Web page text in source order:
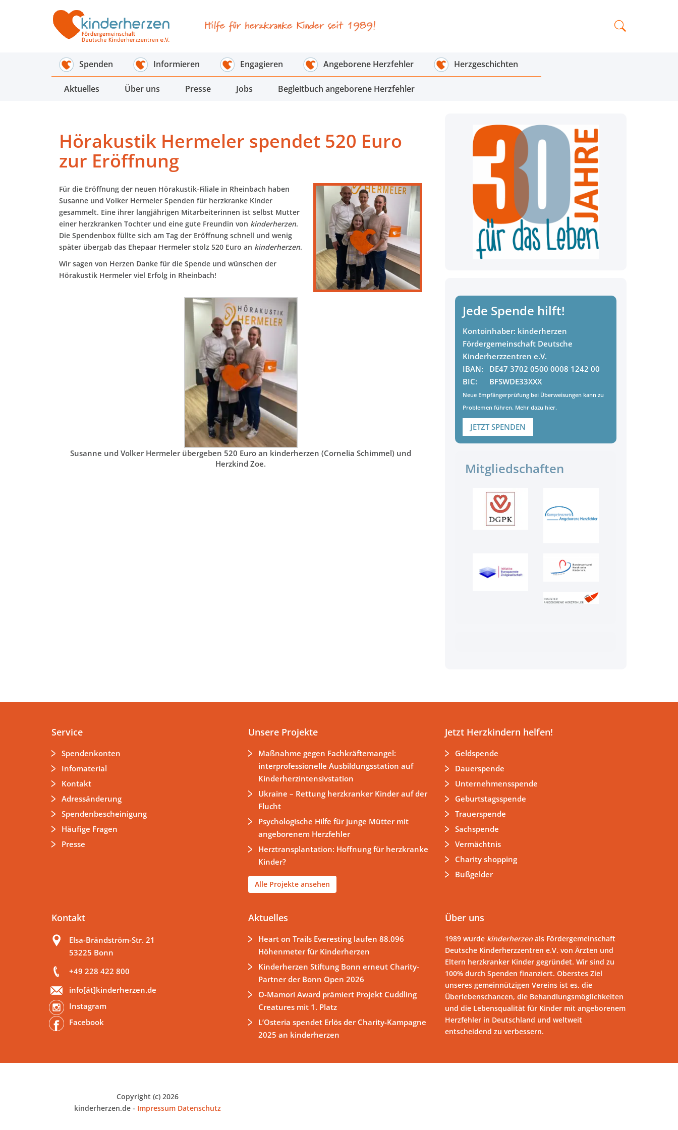
Spenden Informieren Engagieren Angeborene Herzfehler Herzgeschichten
Aktuelles Über uns Presse Jobs Begleitbuch angeborene Herzfehler
Hörakustik Hermeler spendet 520 Euro
zur Eröffnung
Für die Eröffnung der neuen Hörakustik-Filiale in Rheinbach haben
Susanne und Volker Hermeler Spenden für herzkranke Kinder
gesammelt. Eine ihrer langjährigen Mitarbeiterinnen ist selbst Mutter
einer herzkranken Tochter und eine gute Freundin von kinderherzen.
Die Spendenbox füllte sich am Tag der Eröffnung schnell und wenig
später übergab das Ehepaar Hermeler stolz 520 Euro an kinderherzen.
Wir sagen von Herzen Danke für die Spende und wünschen der
Hörakustik Hermeler viel Erfolg in Rheinbach!
Susanne und Volker Hermeler übergeben 520 Euro an kinderherzen (Cornelia Schimmel) und
Herzkind Zoe.
Jede Spende hilft!
Kontoinhaber: kinderherzen
Fördergemeinschaft Deutsche
Kinderherzzentren e.V.
IBAN:
DE47 3702 0500 0008 1242 00
BIC:
BFSWDE33XXX
Neue Empfängerprüfung bei Überweisungen kann zu
Problemen führen. Mehr dazu hier.
JETZT SPENDEN
Mitgliedschaften
Service
Spendenkonten
Infomaterial
Kontakt
Adressänderung
Spendenbescheinigung
Häufige Fragen
Presse
Unsere Projekte
Maßnahme gegen Fachkräftemangel:
interprofessionelle Ausbildungsstation auf
Kinderherzintensivstation
Ukraine – Rettung herzkranker Kinder auf der
Flucht
Psychologische Hilfe für junge Mütter mit
angeborenem Herzfehler
Herztransplantation: Hoffnung für herzkranke
Kinder?
Alle Projekte ansehen
Jetzt Herzkindern helfen!
Geldspende
Dauerspende
Unternehmensspende
Geburtstagsspende
Trauerspende
Sachspende
Vermächtnis
Charity shopping
Bußgelder
Kontakt
Elsa-Brändström-Str. 21
53225 Bonn
+49 228 422 800
info[ät]kinderherzen.de
Instagram
Facebook
Aktuelles
Heart on Trails Everesting laufen 88.096
Höhenmeter für Kinderherzen
Kinderherzen Stiftung Bonn erneut Charity-
Partner der Bonn Open 2026
O-Mamori Award prämiert Projekt Cuddling
Creatures mit 1. Platz
L’Osteria spendet Erlös der Charity-Kampagne
2025 an kinderherzen
Über uns
1989 wurde kinderherzen als Fördergemeinschaft
Deutsche Kinderherzzentren e.V. von Ärzten und
Eltern herzkranker Kinder gegründet. Wir sind zu
100% durch Spenden finanziert. Oberstes Ziel
unseres gemeinnützigen Vereins ist es, die
Überlebenschancen, die Behandlungsmöglichkeiten
und die Lebensqualität für Kinder mit angeborenem
Herzfehler in Deutschland und weltweit
entscheidend zu verbessern.
Copyright (c) 2026
kinderherzen.de - ImpressumDatenschutz